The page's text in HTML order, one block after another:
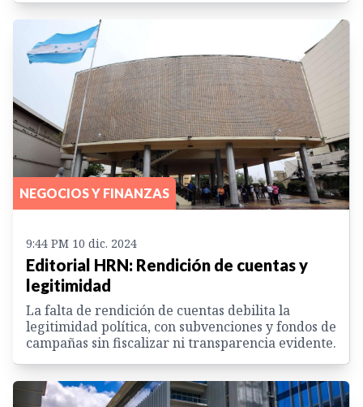
NEGOCIOS Y FINANZAS
9:44 PM 10 dic. 2024
Editorial HRN: Rendición de cuentas y
legitimidad
La falta de rendición de cuentas debilita la
legitimidad política, con subvenciones y fondos de
campañas sin fiscalizar ni transparencia evidente.